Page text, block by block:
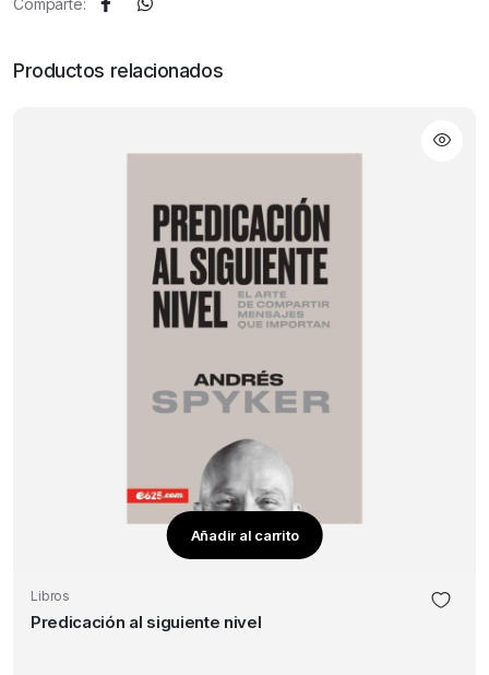
Productos relacionados
Añadir al carrito
Libros
Predicación al siguiente nivel